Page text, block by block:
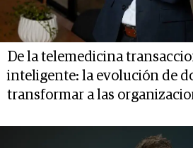
De la telemedicina
inteligente: la evolución de
transformar a las